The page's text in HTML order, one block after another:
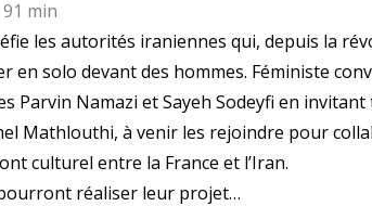
min
les autorités iraniennes qui, depuis la
en solo devant des hommes. Féministe
Parvin Namazi et Sayeh Sodeyfi en
Mathlouthi, à venir les rejoindre pour
culturel entre la France et l’Iran.
réaliser leur projet…